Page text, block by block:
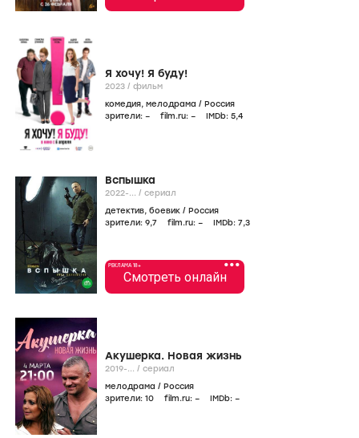
Я хочу! Я буду!
2023 / фильм
комедия, мелодрама / Россия
зрители: – film.ru: – IMDb: 5,4
Вспышка
2022-... / сериал
детектив, боевик / Россия
зрители: 9,7 film.ru: – IMDb: 7,3
•••
РЕКЛАМА 18+
Смотреть онлайн
Акушерка. Новая жизнь
2019-... / сериал
мелодрама / Россия
зрители: 10 film.ru: – IMDb: –